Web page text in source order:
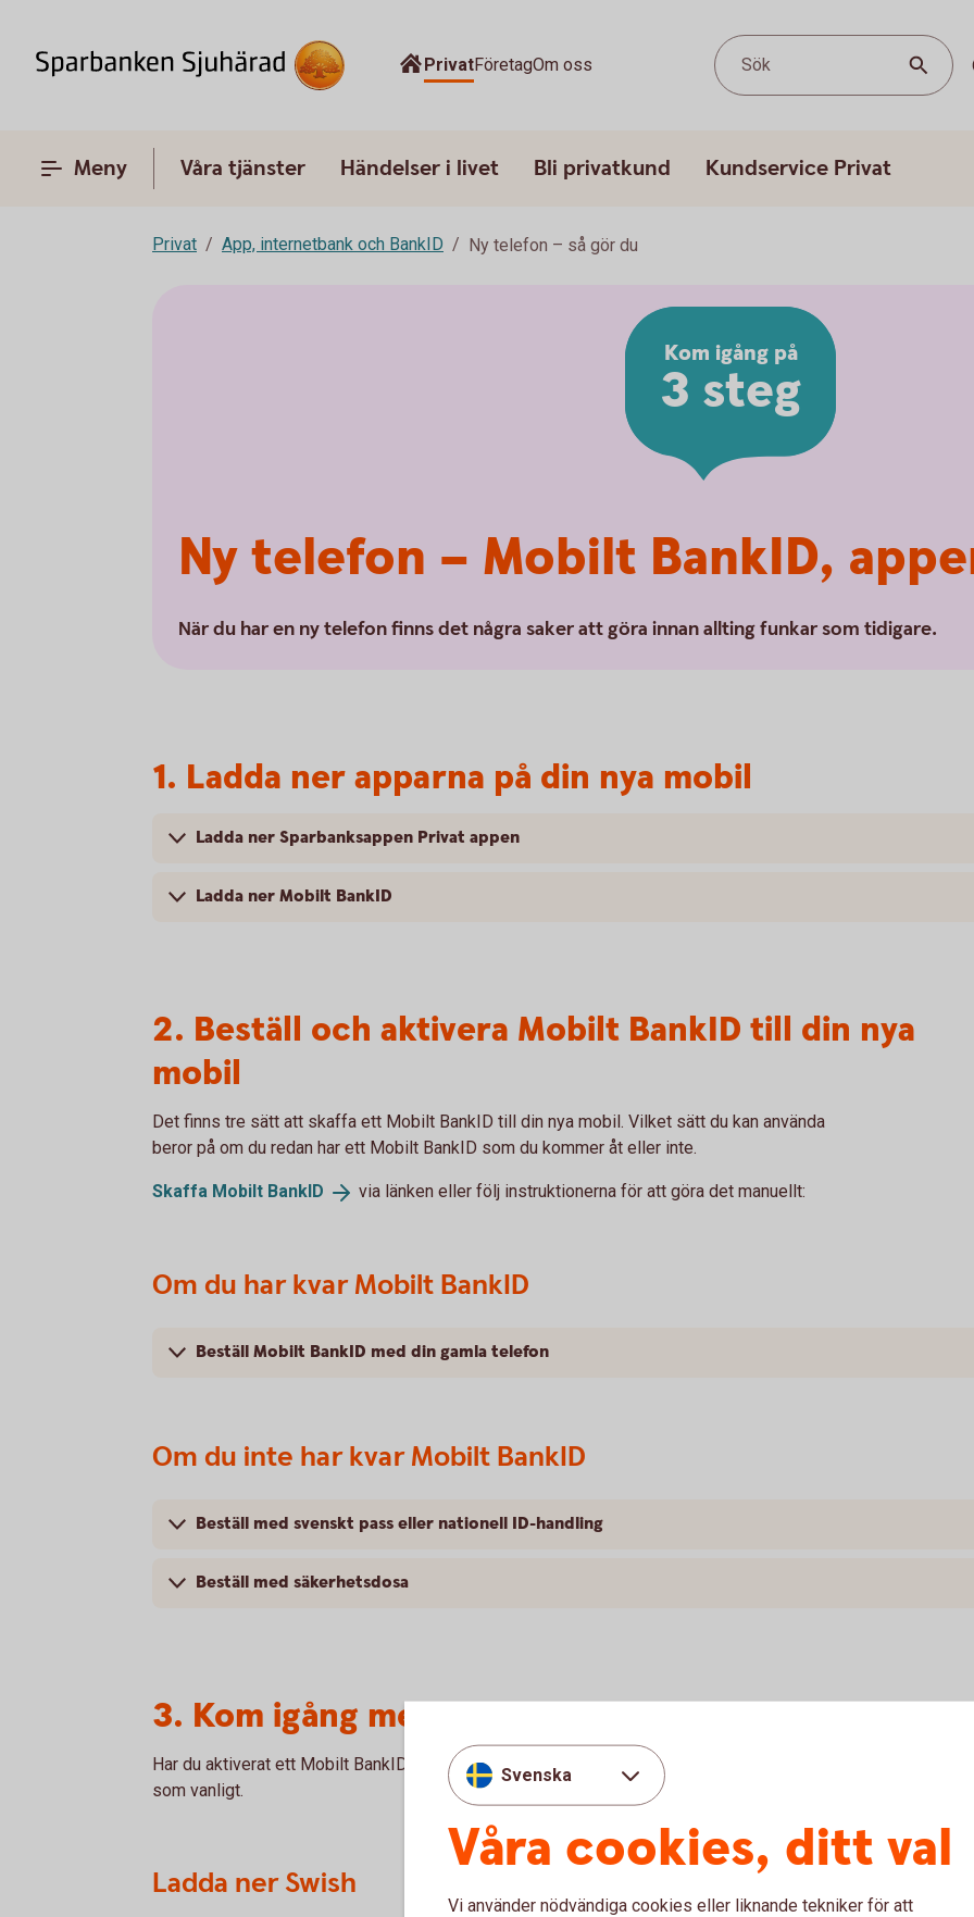
PrivatFöretagOm oss Sök
Meny Våra tjänster Händelser i livet Bli privatkund Kundservice Privat
Privat App, internetbank och BankID Ny telefon – så gör du
Ny telefon – Mobilt BankID,
När du har en ny telefon finns det några saker att göra innan allting funkar som tidigare.
Kom igång på
3 steg
1. Ladda ner apparna på din nya mobil
Ladda ner Sparbanksappen Privat appen
Ladda ner Mobilt BankID
2. Beställ och aktivera Mobilt BankID till din nya
mobil
Det finns tre sätt att skaffa ett Mobilt BankID till din nya mobil. Vilket sätt du kan använda
beror på om du redan har ett Mobilt BankID som du kommer åt eller inte.
Skaffa Mobilt BankID via länken eller följ instruktionerna för att göra det manuellt:
Om du har kvar Mobilt BankID
Beställ Mobilt BankID med din gamla telefon
Om du inte har kvar Mobilt BankID
Beställ med svenskt pass eller nationell ID-handling
Beställ med säkerhetsdosa
3. Kom igång med Swish
Har du aktiverat ett Mobilt BankID för din nya telefon är du snart igång och kan swisha
som vanligt.
Ladda ner Swish
Svenska
Våra cookies, ditt val
Vi använder nödvändiga cookies eller liknande tekniker för att